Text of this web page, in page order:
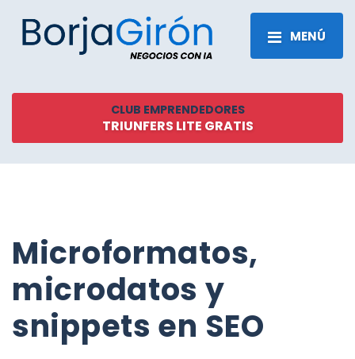
MENÚ
CLUB EMPRENDEDORES
TRIUNFERS LITE GRATIS
Microformatos,
microdatos y
snippets en SEO